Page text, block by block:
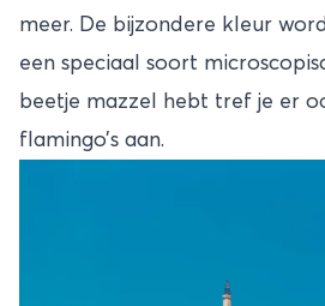
meer. De bijzondere kleur
een speciaal soort
beetje mazzel hebt tref je er
flamingo’s aan.